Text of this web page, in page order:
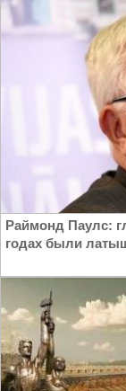
Раймонд Паулс:
годах были